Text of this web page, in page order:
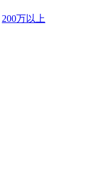
200万以上